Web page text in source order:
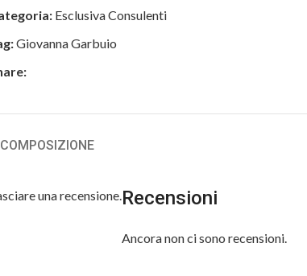
Esclusiva Consulenti
Giovanna Garbuio
COMPOSIZIONE
Recensioni
Ancora non ci sono recensioni.
una recensione.